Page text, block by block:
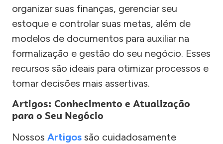
organizar suas finanças, gerenciar seu
estoque e controlar suas metas, além de
modelos de documentos para auxiliar na
formalização e gestão do seu negócio. Esses
recursos são ideais para otimizar processos e
tomar decisões mais assertivas.
Artigos: Conhecimento e Atualização
para o Seu Negócio
Nossos Artigos são cuidadosamente